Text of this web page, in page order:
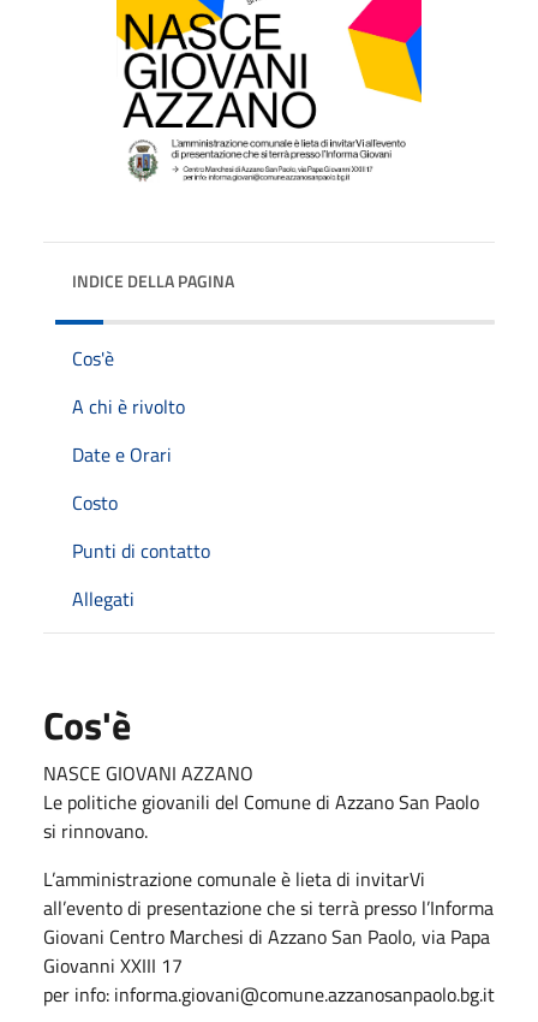
INDICE DELLA PAGINA
Cos'è
A chi è rivolto
Date e Orari
Costo
Punti di contatto
Allegati
Cos'è
NASCE GIOVANI AZZANO
Le politiche giovanili del Comune di Azzano San Paolo
si rinnovano.
L’amministrazione comunale è lieta di invitarVi
all’evento di presentazione che si terrà presso l’Informa
Giovani Centro Marchesi di Azzano San Paolo, via Papa
Giovanni XXIII 17
per info: informa.giovani@comune.azzanosanpaolo.bg.it